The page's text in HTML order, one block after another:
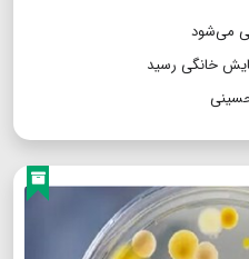
می‌شود
خانگی رسید